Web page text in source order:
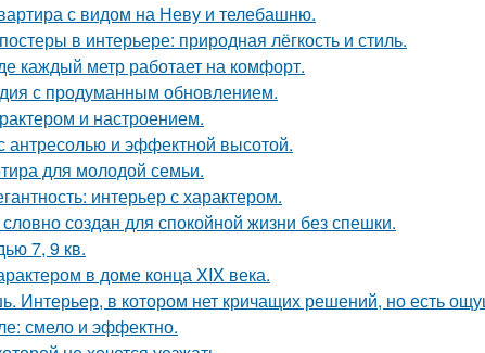
с видом на Неву и телебашню.
в интерьере: природная лёгкость и стиль.
каждый метр работает на комфорт.
с продуманным обновлением.
и настроением.
антресолью и эффектной высотой.
для молодой семьи.
интерьер с характером.
создан для спокойной жизни без спешки.
7, 9 кв.
в доме конца XIX века.
Интерьер, в котором нет кричащих решений, но есть
смело и эффектно.